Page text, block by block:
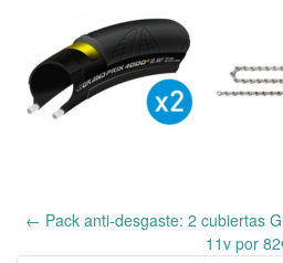
← Pack anti-desgaste: 2 cubiertas
11v por